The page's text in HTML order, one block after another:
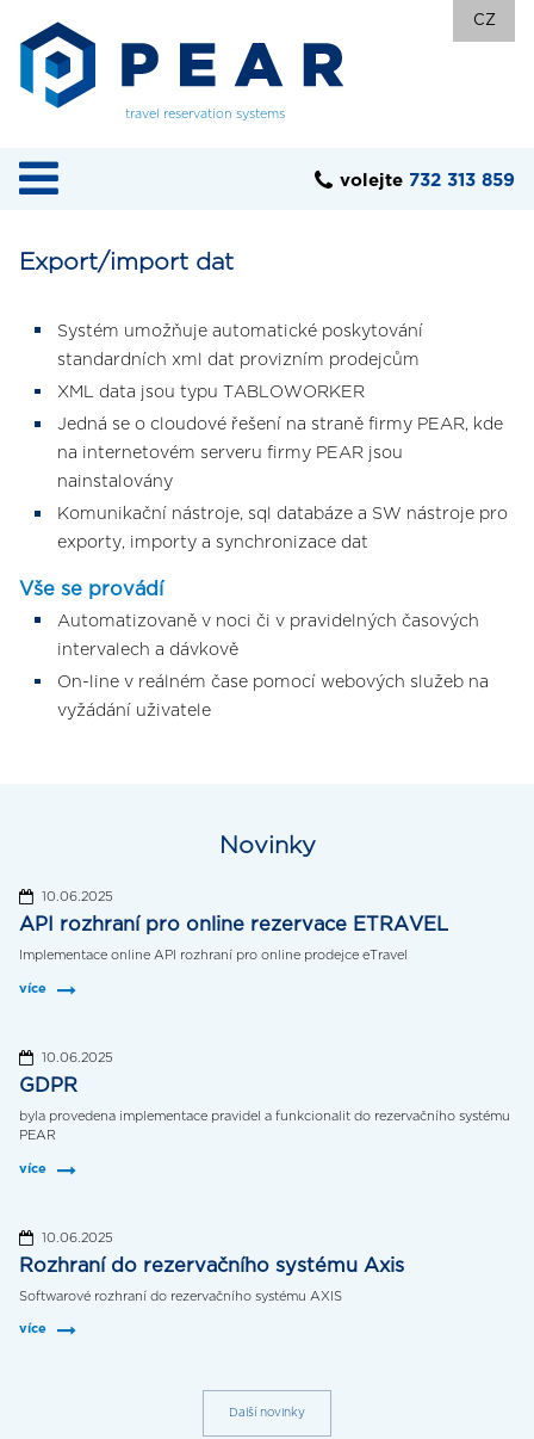
travel reservation systems
CZ
volejte 732 313 859
Export/import dat
Systém umožňuje automatické poskytování
standardních xml dat provizním prodejcům
XML data jsou typu TABLOWORKER
Jedná se o cloudové řešení na straně firmy PEAR, kde
na internetovém serveru firmy PEAR jsou
nainstalovány
Komunikační nástroje, sql databáze a SW nástroje pro
exporty, importy a synchronizace dat
Vše se provádí
Automatizovaně v noci či v pravidelných časových
intervalech a dávkově
On-line v reálném čase pomocí webových služeb na
vyžádání uživatele
Novinky
10.06.2025
API rozhraní pro online rezervace ETRAVEL
Implementace online API rozhraní pro online prodejce eTravel
více
10.06.2025
GDPR
byla provedena implementace pravidel a funkcionalit do rezervačního systému
PEAR
více
10.06.2025
Rozhraní do rezervačního systému Axis
Softwarové rozhraní do rezervačního systému AXIS
více
Další novinky